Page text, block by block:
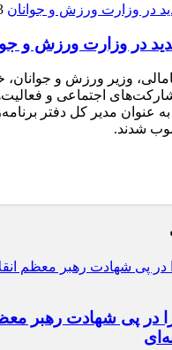
در وزارت ورزش و
وزیر ورزش و جوانان،
اجتماعی و
عنوان مدیر کل دفتر
شدند.
در پی شهادت رهبر